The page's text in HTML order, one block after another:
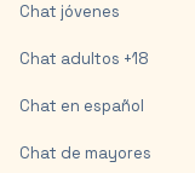
Chat jóvenes
Chat adultos +18
Chat en español
Chat de mayores